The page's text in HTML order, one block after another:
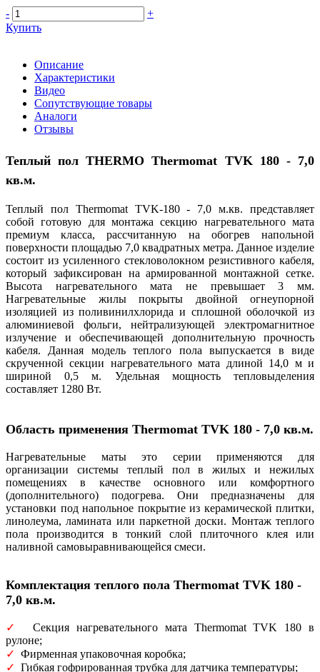
-
+
Купить
Описание
Характеристики
Видео
Сопутствующие товары
Аналоги
Отзывы
Теплый полTHERMO Thermomat TVK 180 - 7,0
кв.м.
Теплый пол Thermomat TVK-180 - 7,0 м.кв. представляет
собой готовую для монтажа секцию нагревательного мата
премиум класса, рассчитанную на обогрев напольной
поверхности площадью 7,0 квадратных метра. Данное изделие
состоит из усиленного стекловолокном резистивного кабеля,
который зафиксирован на армированной монтажной сетке.
Высота нагревательного мата не превышает 3 мм.
Нагревательные жилы покрыты двойной огнеупорной
изоляцией из поливинилхлорида и сплошной оболочкой из
алюминиевой фольги, нейтрализующей электромагнитное
излучение и обеспечивающей дополнительную прочность
кабеля. Данная модель теплого пола выпускается в виде
скрученной секции нагревательного мата длиной 14,0 м и
шириной 0,5 м. Удельная мощность тепловыделения
составляет 1280 Вт.
Область применения Thermomat TVK 180 - 7,0 кв.м.
Нагревательные маты это серии применяются для
организации системы теплый пол в жилых и нежилых
помещениях в качестве основного или комфортного
(дополнительного) подогрева. Они предназначены для
установки под напольное покрытие из керамической плитки,
линолеума, ламината или паркетной доски. Монтаж теплого
пола производится в тонкий слой плиточного клея или
наливной самовыравнивающейся смеси.
Комплектация теплого пола Thermomat TVK 180 -
7,0 кв.м.
✓
Секция нагревательного мата Thermomat TVK 180 в
рулоне;
✓ Фирменная упаковочная коробка;
✓ Гибкая гофрированная трубка для датчика температуры;